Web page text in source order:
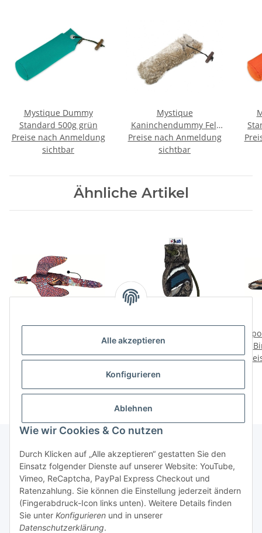
Alle akzeptieren
Konfigurieren
Ablehnen
Wie wir Cookies & Co nutzen
Durch Klicken auf „Alle akzeptieren“ gestatten Sie den
Einsatz folgender Dienste auf unserer Website: YouTube,
Vimeo, ReCaptcha, PayPal Express Checkout und
Ratenzahlung. Sie können die Einstellung jederzeit ändern
(Fingerabdruck-Icon links unten). Weitere Details finden
Sie unter Konfigurieren und in unserer
Datenschutzerklärung.
Mystique Dummy
Standard 500g grün
Preise nach Anmeldung
sichtbar
Mystique
Kaninchendummy Fell
250g
Preise nach Anmeldung
sichtbar
Ähnliche Artikel
Preise nach Anmeldung
Dummyball Mallard
200g
Preise nach Anmeldung
Informationen
Gesetzliche Informationen